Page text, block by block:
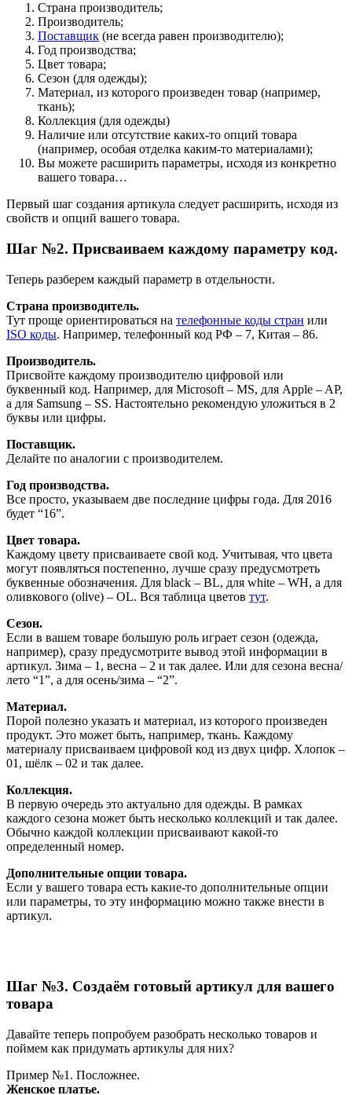
Страна производитель;
Производитель;
Поставщик (не всегда равен производителю);
Год производства;
Цвет товара;
Сезон (для одежды);
Материал, из которого произведен товар (например,
ткань);
Коллекция (для одежды)
Наличие или отсутствие каких-то опций товара
(например, особая отделка каким-то материалами);
Вы можете расширить параметры, исходя из конкретно
вашего товара…
Первый шаг создания артикула следует расширить, исходя из
свойств и опций вашего товара.
Шаг №2. Присваиваем каждому параметру код.
Теперь разберем каждый параметр в отдельности.
Страна производитель.
Тут проще ориентироваться на телефонные коды стран или
ISO коды. Например, телефонный код РФ – 7, Китая – 86.
Производитель.
Присвойте каждому производителю цифровой или
буквенный код. Например, для Microsoft – MS, для Apple – AP,
а для Samsung – SS. Настоятельно рекомендую уложиться в 2
буквы или цифры.
Поставщик.
Делайте по аналогии с производителем.
Год производства.
Все просто, указываем две последние цифры года. Для 2016
будет “16”.
Цвет товара.
Каждому цвету присваиваете свой код. Учитывая, что цвета
могут появляться постепенно, лучше сразу предусмотреть
буквенные обозначения. Для black – BL, для white – WH, а для
оливкового (olive) – OL. Вся таблица цветов тут.
Сезон.
Если в вашем товаре большую роль играет сезон (одежда,
например), сразу предусмотрите вывод этой информации в
артикул. Зима – 1, весна – 2 и так далее. Или для сезона весна/
лето “1”, а для осень/зима – “2”.
Материал.
Порой полезно указать и материал, из которого произведен
продукт. Это может быть, например, ткань. Каждому
материалу присваиваем цифровой код из двух цифр. Хлопок –
01, шёлк – 02 и так далее.
Коллекция.
В первую очередь это актуально для одежды. В рамках
каждого сезона может быть несколько коллекций и так далее.
Обычно каждой коллекции присваивают какой-то
определенный номер.
Дополнительные опции товара.
Если у вашего товара есть какие-то дополнительные опции
или параметры, то эту информацию можно также внести в
артикул.
Шаг №3. Создаём готовый артикул для вашего
товара
Давайте теперь попробуем разобрать несколько товаров и
поймем как придумать артикулы для них?
Пример №1. Посложнее.
Женское платье.